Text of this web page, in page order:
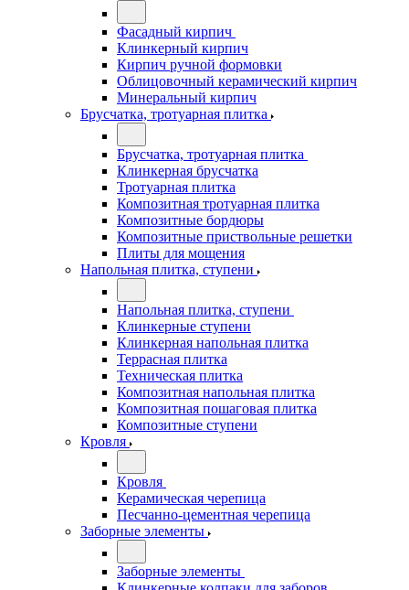
Фасадный кирпич
Клинкерный кирпич
Кирпич ручной формовки
Облицовочный керамический кирпич
Минеральный кирпич
Брусчатка, тротуарная плитка
Брусчатка, тротуарная плитка
Клинкерная брусчатка
Тротуарная плитка
Композитная тротуарная плитка
Композитные бордюры
Композитные приствольные решетки
Плиты для мощения
Напольная плитка, ступени
Напольная плитка, ступени
Клинкерные ступени
Клинкерная напольная плитка
Террасная плитка
Техническая плитка
Композитная напольная плитка
Композитная пошаговая плитка
Композитные ступени
Кровля
Кровля
Керамическая черепица
Песчанно-цементная черепица
Заборные элементы
Заборные элементы